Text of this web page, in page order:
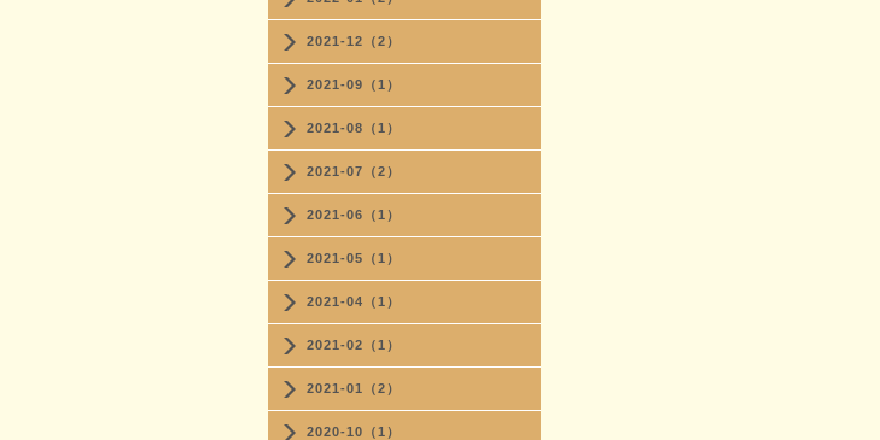
2021-12（2）
2021-09（1）
2021-08（1）
2021-07（2）
2021-06（1）
2021-05（1）
2021-04（1）
2021-02（1）
2021-01（2）
2020-10（1）